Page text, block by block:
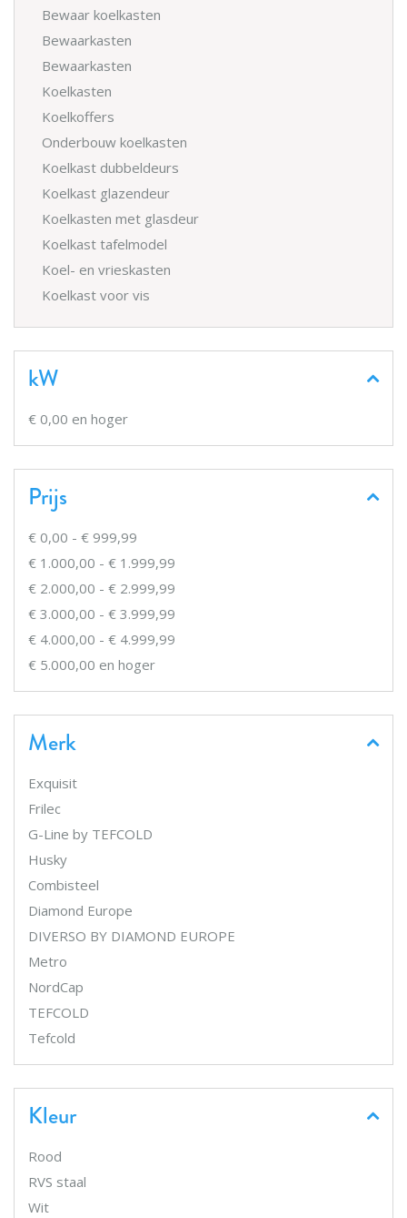
Bewaar koelkasten
Bewaarkasten
Bewaarkasten
Koelkasten
Koelkoffers
Onderbouw koelkasten
Koelkast dubbeldeurs
Koelkast glazendeur
Koelkasten met glasdeur
Koelkast tafelmodel
Koel- en vrieskasten
Koelkast voor vis
kW
€ 0,00 en hoger
Prijs
€ 0,00 - € 999,99
€ 1.000,00 - € 1.999,99
€ 2.000,00 - € 2.999,99
€ 3.000,00 - € 3.999,99
€ 4.000,00 - € 4.999,99
€ 5.000,00 en hoger
Merk
Exquisit
Frilec
G-Line by TEFCOLD
Husky
Combisteel
Diamond Europe
DIVERSO BY DIAMOND EUROPE
Metro
NordCap
TEFCOLD
Tefcold
Kleur
Rood
RVS staal
Wit